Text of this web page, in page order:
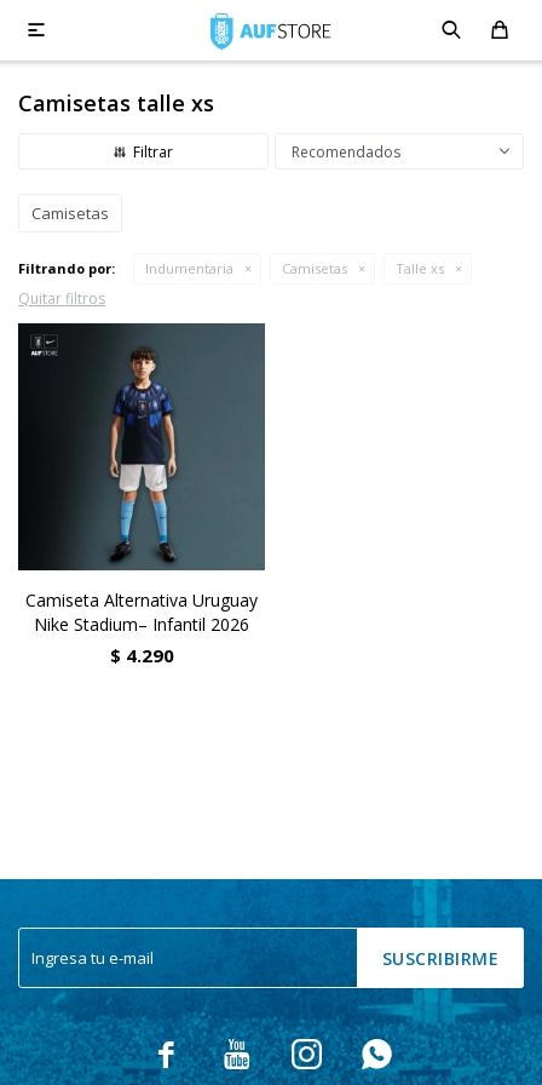

Camisetas talle xs
Recomendados
Camisetas
Filtrando por: Indumentaria Camisetas Talle xs
Quitar filtros
Camiseta Alternativa Uruguay
Nike Stadium– Infantil 2026
$ 4.290
SUSCRIBIRME
   